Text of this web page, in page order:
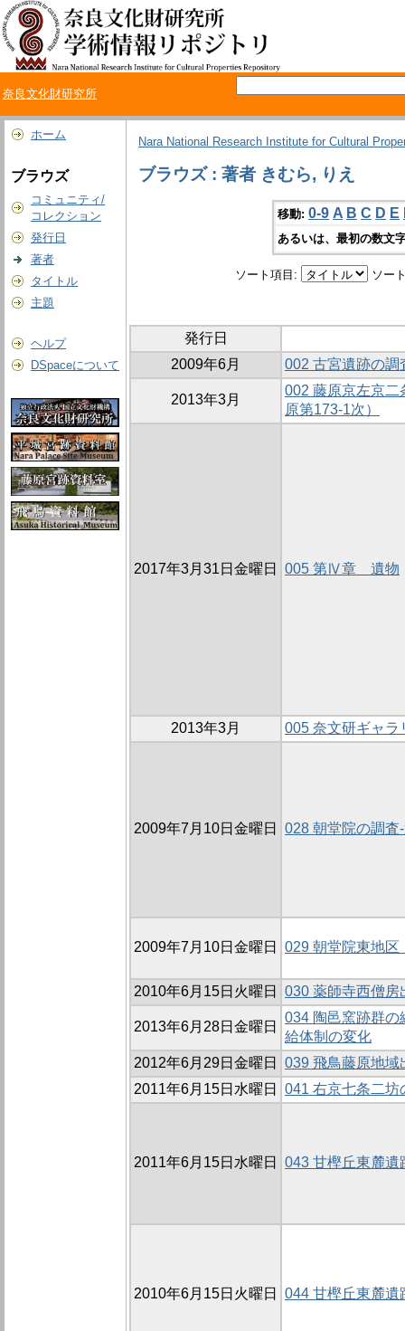
奈良文化財研究所
ホーム
ブラウズ
コミュニティ/
コレクション
発行日
著者
タイトル
主題
ヘルプ
DSpaceについて
Nara National Research Institute for Cultural
ブラウズ : 著者 きむら, りえ
移動: 0-9 A B C D E
あるいは、最初の数文
ソート項目: ソー
発行日
2009年6月
002 古宮遺跡の調
2013年3月
002 藤原京左京二
原第173-1次）
2017年3月31日金曜日 005 第Ⅳ章 遺物
2013年3月 005 奈文研ギャラ
2009年7月10日金曜日 028 朝堂院の調査
2009年7月10日金曜日 029 朝堂院東地区
2010年6月15日火曜日 030 薬師寺西僧房
2013年6月28日金曜日
034 陶邑窯跡群の
給体制の変化
2012年6月29日金曜日
039 飛鳥藤原地域
2011年6月15日水曜日
041 右京七条二坊
2011年6月15日水曜日 043 甘樫丘東麓遺
2010年6月15日火曜日 044 甘樫丘東麓遺